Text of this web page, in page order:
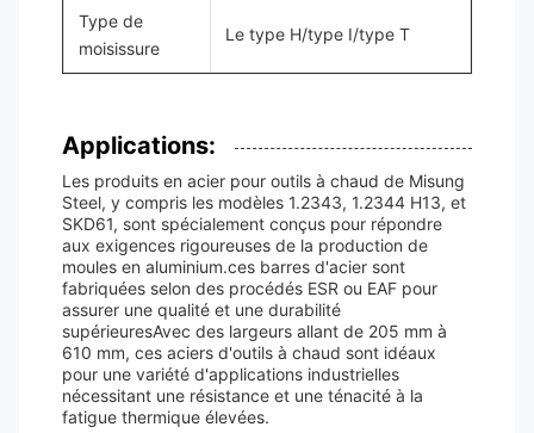
Type de
moisissure
Le type H/type I/type T
Applications:
Les produits en acier pour outils à chaud de Misung
Steel, y compris les modèles 1.2343, 1.2344 H13, et
SKD61, sont spécialement conçus pour répondre
aux exigences rigoureuses de la production de
moules en aluminium.ces barres d'acier sont
fabriquées selon des procédés ESR ou EAF pour
assurer une qualité et une durabilité
supérieuresAvec des largeurs allant de 205 mm à
610 mm, ces aciers d'outils à chaud sont idéaux
pour une variété d'applications industrielles
nécessitant une résistance et une ténacité à la
fatigue thermique élevées.